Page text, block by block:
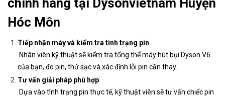
Hóc Môn
Tiếp nhận máy và kiểm tra tình trạng pin
Nhân viên kỹ thuật sẽ kiểm tra tổng thể máy hút bụi Dyson V6
của bạn, đo pin, thử sạc và xác định lỗi pin cần thay.
Tư vấn giải pháp phù hợp
Dựa vào tình trạng pin thực tế, kỹ thuật viên sẽ tư vấn chiếc pin